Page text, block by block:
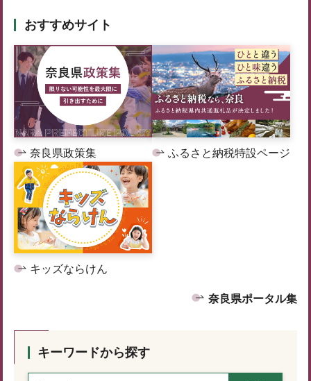
おすすめサイト
奈良県政策集 ふるさと納税特設ページ
キッズならけん
奈良県ポータル集
キーワードから探す